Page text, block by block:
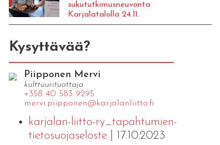
sukututkimusneuvonta
Karjalatalolla 24.11.
Kysyttävää?
Piipponen Mervi
kulttuurituottaja
+358 40 583 9295
mervi.​piipponen@​kar​jala​nlii​tto.​fi
karjalan-liitto-ry_tapahtumien-
tietosuojaseloste| 17.10.2023